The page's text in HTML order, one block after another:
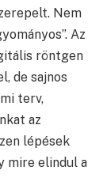
Nem
Az
röntgen
de sajnos
terv,
az
lépések
mire elindul a